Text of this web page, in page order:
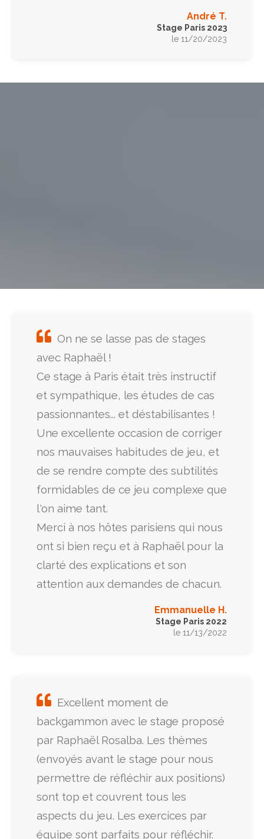
André T.
Stage Paris 2023
le 11/20/2023
On ne se lasse pas de stages
avec Raphaël !
Ce stage à Paris était très instructif
et sympathique, les études de cas
passionnantes... et déstabilisantes !
Une excellente occasion de corriger
nos mauvaises habitudes de jeu, et
de se rendre compte des subtilités
formidables de ce jeu complexe que
l'on aime tant.
Merci à nos hôtes parisiens qui nous
ont si bien reçu et à Raphaël pour la
clarté des explications et son
attention aux demandes de chacun.
Emmanuelle H.
Stage Paris 2022
le 11/13/2022
Excellent moment de
backgammon avec le stage proposé
par Raphaël Rosalba. Les thèmes
(envoyés avant le stage pour nous
permettre de réfléchir aux positions)
sont top et couvrent tous les
aspects du jeu. Les exercices par
équipe sont parfaits pour réfléchir.